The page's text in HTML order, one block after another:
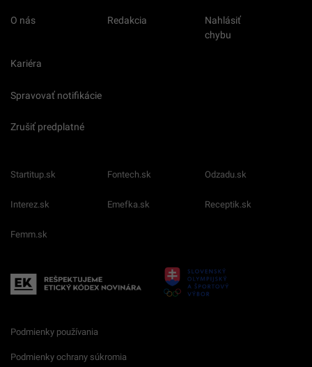
O nás Redakcia
Nahlásiť
chybu
Kariéra
Spravovať notifikácie
Zrušiť predplatné
Startitup.sk Fontech.sk Odzadu.sk
Interez.sk Emefka.sk Receptik.sk
Femm.sk
Podmienky používania
Podmienky ochrany súkromia